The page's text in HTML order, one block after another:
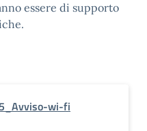
essere di supporto
wi-fi